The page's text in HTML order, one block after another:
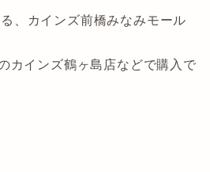
、
カインズ前橋みなみモール
カインズ鶴ヶ島店などで購入で